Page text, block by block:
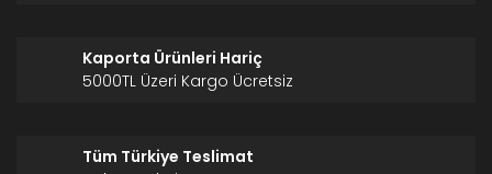
Kaporta Ürünleri Hariç
5000TL Üzeri Kargo Ücretsiz
Tüm Türkiye Teslimat